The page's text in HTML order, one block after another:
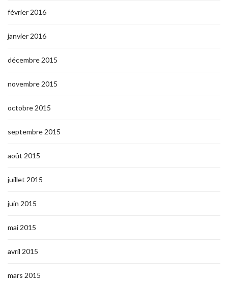
février 2016
janvier 2016
décembre 2015
novembre 2015
octobre 2015
septembre 2015
août 2015
juillet 2015
juin 2015
mai 2015
avril 2015
mars 2015